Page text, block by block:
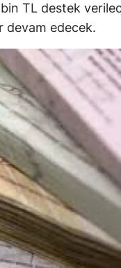
TL destek
devam edecek.